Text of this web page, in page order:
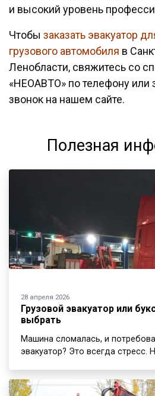
и высокий уровень
Чтобы заказать эвакуатор
грузового автомобиля в
Ленобласти, свяжитесь со
«НЕОАВТО» по телефону или
звонок на нашем сайте.
Полезная
28 апреля 2026
Грузовой эвакуатор или
выбрать
Машина сломалась, и
эвакуатор? Это всегда стресс.